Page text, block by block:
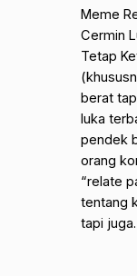
Meme
Cermin
Tetap
berat
luka
pendek
orang
“relate
tentang
tapi